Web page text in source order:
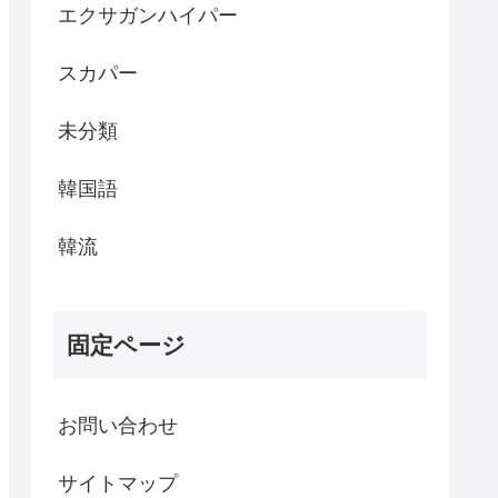
エクサガンハイパー
スカパー
未分類
韓国語
韓流
固定ページ
お問い合わせ
サイトマップ